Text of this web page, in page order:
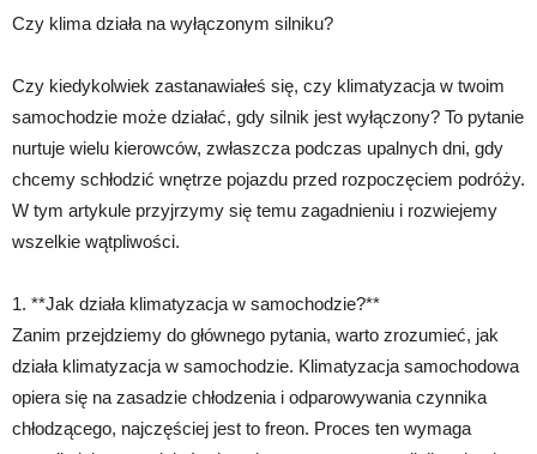
Czy klima działa na wyłączonym silniku?
Czy kiedykolwiek zastanawiałeś się, czy klimatyzacja w twoim
samochodzie może działać, gdy silnik jest wyłączony? To pytanie
nurtuje wielu kierowców, zwłaszcza podczas upalnych dni, gdy
chcemy schłodzić wnętrze pojazdu przed rozpoczęciem podróży.
W tym artykule przyjrzymy się temu zagadnieniu i rozwiejemy
wszelkie wątpliwości.
1. **Jak działa klimatyzacja w samochodzie?**
Zanim przejdziemy do głównego pytania, warto zrozumieć, jak
działa klimatyzacja w samochodzie. Klimatyzacja samochodowa
opiera się na zasadzie chłodzenia i odparowywania czynnika
chłodzącego, najczęściej jest to freon. Proces ten wymaga